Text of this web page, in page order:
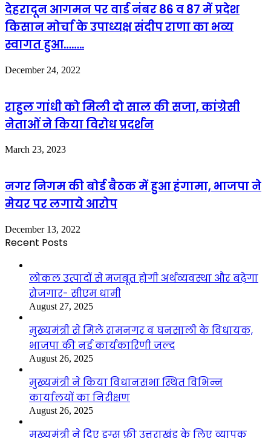
देहरादून आगमन पर वार्ड नंबर 86 व 87 में प्रदेश
किसान मोर्चा के उपाध्यक्ष संदीप राणा का भव्य
स्वागत हुआ……..
December 24, 2022
राहुल गांधी को मिली दो साल की सजा, कांग्रेसी
नेताओं ने किया विरोध प्रदर्शन
March 23, 2023
नगर निगम की बोर्ड बैठक में हुआ हंगामा, भाजपा ने
मेयर पर लगाये आरोप
December 13, 2022
Recent Posts
लोकल उत्पादों से मजबूत होगी अर्थव्यवस्था और बढ़ेगा
रोजगार- सीएम धामी
August 27, 2025
मुख्यमंत्री से मिले रामनगर व घनसाली के विधायक,
भाजपा की नई कार्यकारिणी जल्द
August 26, 2025
मुख्यमंत्री ने किया विधानसभा स्थित विभिन्न
कार्यालयों का निरीक्षण
August 26, 2025
मुख्यमंत्री ने दिए ड्रग्स फ्री उत्तराखंड के लिए व्यापक